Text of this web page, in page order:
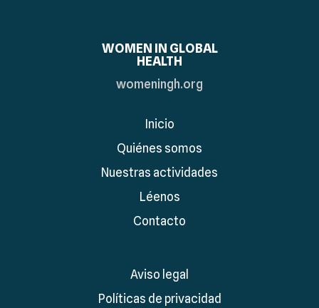
WOMEN IN GLOBAL
HEALTH
womeningh.org
Inicio
Quiénes somos
Nuestras actividades
Léenos
Contacto
Aviso legal
Políticas de privacidad